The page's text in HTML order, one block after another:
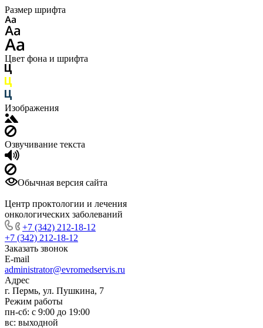
Размер шрифта
Цвет фона и шрифта
Изображения
Озвучивание текста
Обычная версия сайта
Центр проктологии и лечения
онкологических заболеваний
+7 (342) 212-18-12
+7 (342) 212-18-12
Заказать звонок
E-mail
administrator@evromedservis.ru
Адрес
г. Пермь, ул. Пушкина, 7
Режим работы
пн-сб: с 9:00 до 19:00
вс: выходной